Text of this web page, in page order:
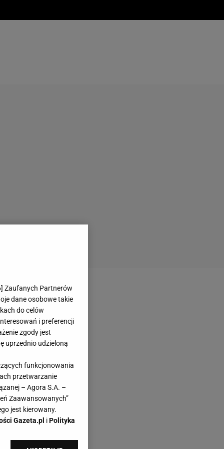
] Zaufanych Partnerów
dane osobowe takie
do celów
i preferencji
zgody jest
uprzednio udzieloną
funkcjonowania
przetwarzanie
– Agora S.A. –
Zaawansowanych”
jest kierowany.
Gazeta.pl iPolityka